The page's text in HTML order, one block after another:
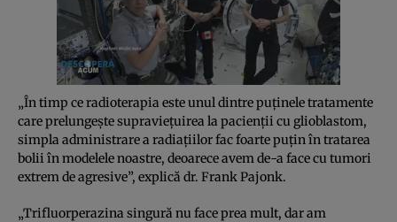
„În timp ce radioterapia este unul dintre puţinele tratamente
care prelungeşte supravieţuirea la pacienţii cu glioblastom,
simpla administrare a radiaţiilor fac foarte puţin în tratarea
bolii în modelele noastre, deoarece avem de-a face cu tumori
extrem de agresive”, explică dr. Frank Pajonk.
„Trifluorperazina singură nu face prea mult, dar am